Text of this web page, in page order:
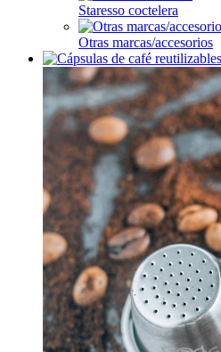
Staresso coctelera
Otras marcas/accesorios